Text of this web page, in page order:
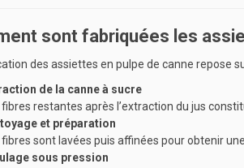
sont fabriquées les
des assiettes en pulpe de canne repose
de la canne à sucre
fibres restantes après l’extraction du jus
et préparation
fibres sont lavées puis affinées pour obtenir
sous pression